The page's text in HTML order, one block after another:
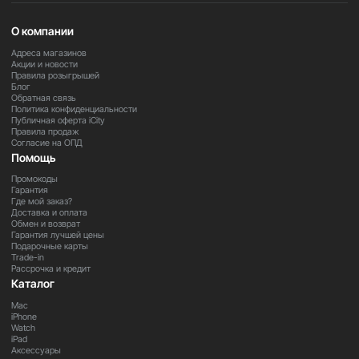
Samsung Galaxy A36 8/256GB
тех, кто хочет максимальную производительность,
большой экран и много памяти в одном устройстве.
О компании
Адреса магазинов
Акции и новости
Правила розыгрышей
Блог
Обратная связь
Политика конфиденциальности
Публичная оферта iCity
Правила продаж
Согласие на ОПД
Помощь
Промокоды
Гарантия
Где мой заказ?
Доставка и оплата
Обмен и возврат
Гарантия лучшей цены
Подарочные карты
Trade-in
Рассрочка и кредит
Каталог
Mac
iPhone
Watch
iPad
Аксессуары